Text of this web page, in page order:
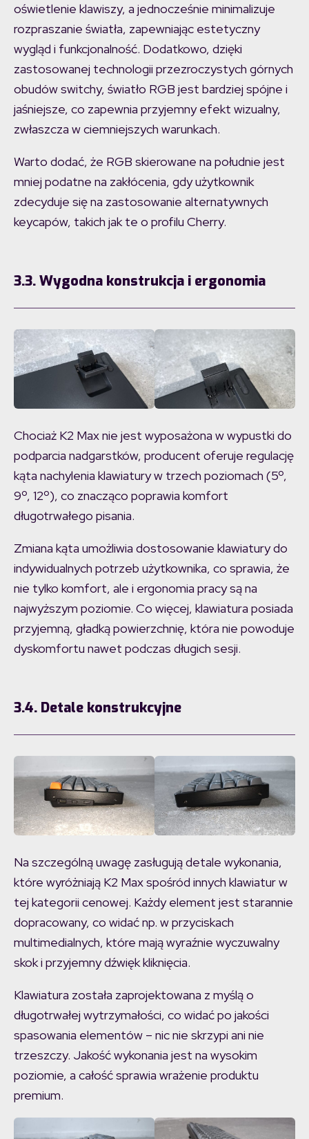
oświetlenie klawiszy, a jednocześnie minimalizuje
rozpraszanie światła, zapewniając estetyczny
wygląd i funkcjonalność. Dodatkowo, dzięki
zastosowanej technologii przezroczystych górnych
obudów switchy, światło RGB jest bardziej spójne i
jaśniejsze, co zapewnia przyjemny efekt wizualny,
zwłaszcza w ciemniejszych warunkach.
Warto dodać, że RGB skierowane na południe jest
mniej podatne na zakłócenia, gdy użytkownik
zdecyduje się na zastosowanie alternatywnych
keycapów, takich jak te o profilu Cherry.
3.3. Wygodna konstrukcja i ergonomia
Chociaż K2 Max nie jest wyposażona w wypustki do
podparcia nadgarstków, producent oferuje regulację
kąta nachylenia klawiatury w trzech poziomach (5º,
9º, 12º), co znacząco poprawia komfort
długotrwałego pisania.
Zmiana kąta umożliwia dostosowanie klawiatury do
indywidualnych potrzeb użytkownika, co sprawia, że
nie tylko komfort, ale i ergonomia pracy są na
najwyższym poziomie. Co więcej, klawiatura posiada
przyjemną, gładką powierzchnię, która nie powoduje
dyskomfortu nawet podczas długich sesji.
3.4. Detale konstrukcyjne
Na szczególną uwagę zasługują detale wykonania,
które wyróżniają K2 Max spośród innych klawiatur w
tej kategorii cenowej. Każdy element jest starannie
dopracowany, co widać np. w przyciskach
multimedialnych, które mają wyraźnie wyczuwalny
skok i przyjemny dźwięk kliknięcia.
Klawiatura została zaprojektowana z myślą o
długotrwałej wytrzymałości, co widać po jakości
spasowania elementów – nic nie skrzypi ani nie
trzeszczy. Jakość wykonania jest na wysokim
poziomie, a całość sprawia wrażenie produktu
premium.